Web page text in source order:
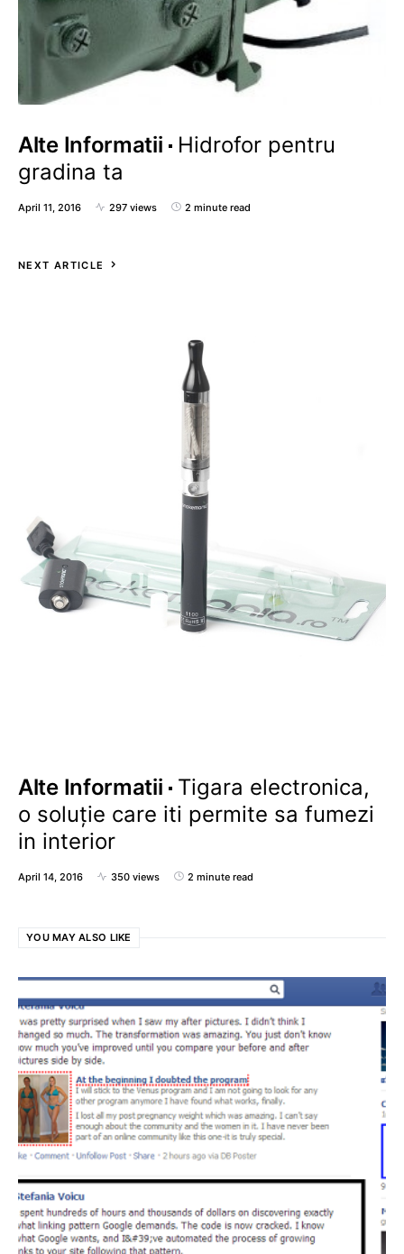
Alte Informatii
Hidrofor pentru
gradina ta
April 11, 2016 297 views 2 minute read
NEXT ARTICLE
Alte Informatii
Tigara electronica,
o soluție care iti permite sa fumezi
in interior
April 14, 2016 350 views 2 minute read
YOU MAY ALSO LIKE